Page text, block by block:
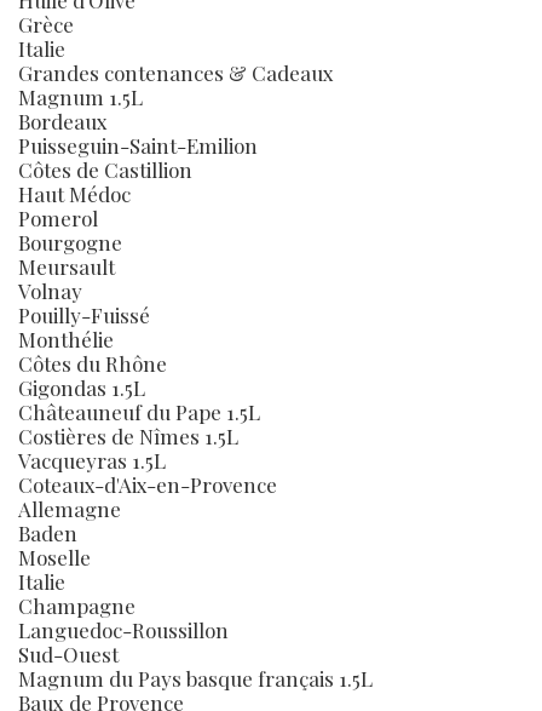
Grèce
Italie
Grandes contenances & Cadeaux
Magnum 1.5L
Bordeaux
Puisseguin-Saint-Emilion
Côtes de Castillion
Haut Médoc
Pomerol
Bourgogne
Meursault
Volnay
Pouilly-Fuissé
Monthélie
Côtes du Rhône
Gigondas 1.5L
Châteauneuf du Pape 1.5L
Costières de Nîmes 1.5L
Vacqueyras 1.5L
Coteaux-d'Aix-en-Provence
Allemagne
Baden
Moselle
Italie
Champagne
Languedoc-Roussillon
Sud-Ouest
Magnum du Pays basque français 1.5L
Baux de Provence